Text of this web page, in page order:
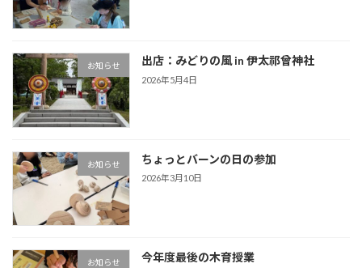
お知らせ 出店：みどりの風 in 伊太祁曾神社
2026年5月4日
お知らせ ちょっとバーンの日の参加
2026年3月10日
お知らせ 今年度最後の木育授業